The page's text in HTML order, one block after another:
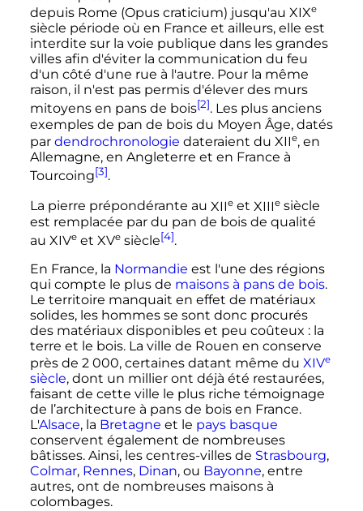
depuis Rome (Opus craticium) jusqu'au XIXe
siècle période où en France et ailleurs, elle est
interdite sur la voie publique dans les grandes
villes afin d'éviter la communication du feu
d'un côté d'une rue à l'autre. Pour la même
raison, il n'est pas permis d'élever des murs
mitoyens en pans de bois[2]. Les plus anciens
exemples de pan de bois du Moyen Âge, datés
par dendrochronologie dateraient du XIIe, en
Allemagne, en Angleterre et en France à
Tourcoing[3].
La pierre prépondérante au XIIeet XIIIe siècle
est remplacée par du pan de bois de qualité
au XIVeet XVe siècle[4].
En France, la Normandie est l'une des régions
qui compte le plus de maisons à pans de bois.
Le territoire manquait en effet de matériaux
solides, les hommes se sont donc procurés
des matériaux disponibles et peu coûteux : la
terre et le bois. La ville de Rouen en conserve
près de 2 000, certaines datant même du XIVe
siècle, dont un millier ont déjà été restaurées,
faisant de cette ville le plus riche témoignage
de l’architecture à pans de bois en France.
L'Alsace, la Bretagne et le pays basque
conservent également de nombreuses
bâtisses. Ainsi, les centres-villes de Strasbourg,
Colmar, Rennes, Dinan, ou Bayonne, entre
autres, ont de nombreuses maisons à
colombages.